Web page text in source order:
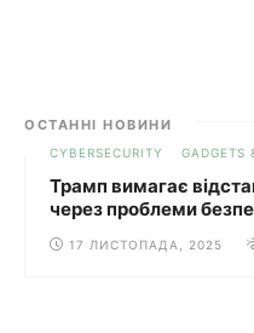
ОСТАННІ НОВИНИ
CYBERSECURITY GADGETS
Трамп вимагає
через проблеми
17 ЛИСТОПАДА, 2025